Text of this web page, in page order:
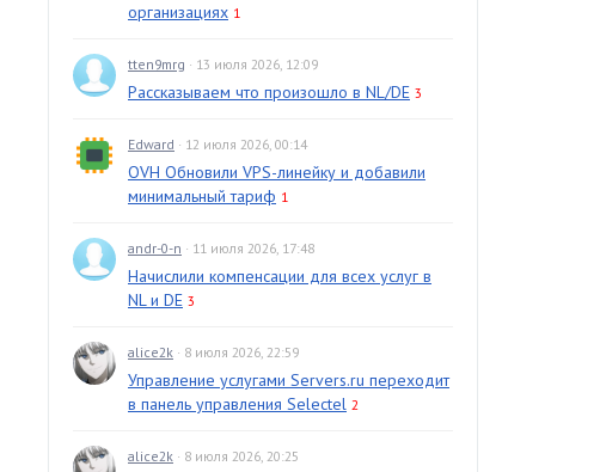
организациях 1
tten9mrg · 13 июля 2026, 12:09
Рассказываем что произошло в NL/DE 3
Edward · 12 июля 2026, 00:14
OVH Обновили VPS-линейку и добавили
минимальный тариф 1
andr-0-n · 11 июля 2026, 17:48
Начислили компенсации для всех услуг в
NL и DE 3
alice2k · 8 июля 2026, 22:59
Управление услугами Servers.ru переходит
в панель управления Selectel 2
alice2k · 8 июля 2026, 20:25